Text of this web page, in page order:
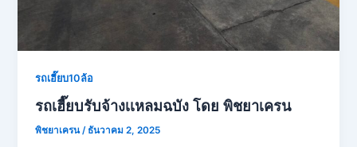
รถเฮี๊ยบ10ล้อ
รถเฮี๊ยบรับจ้างเเหลมฉบัง โดย พิชยาเครน
พิชยาเครน / ธันวาคม 2, 2025